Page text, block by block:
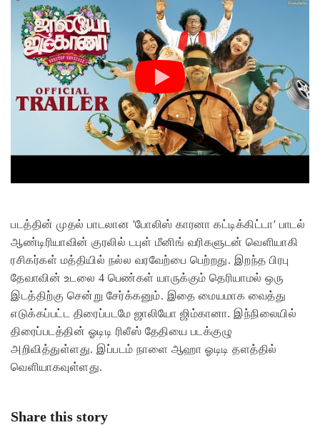
படத்தின் முதல் பாடலான 'போலிஸ் காரனா கட்டிக்கிட்டா' பாடல்
ஆண்டிரியாவின் குரலில் டபுள் மீனிங் வரிகளுடன் வெளியாகி
ரசிகர்கள் மத்தியில் நல்ல வரவேற்பை பெற்றது. இறந்த பிரபு
தேவாவின் உடலை 4 பெண்கள் யாருக்கும் தெரியாமல் ஒரு
இடத்திற்கு சென்று சேர்க்கனும். இதை மையமாக வைத்து
எடுக்கப்பட்ட திரைப்படமே ஜாலியோ ஜிம்கானா. இந்நிலையில்
திரைப்படத்தின் ஓடிடி ரிலீஸ் தேதியை படக்குழு
அறிவித்துள்ளது. இப்படம் நாளை ஆஹா ஓடிடி தளத்தில்
வெளியாகவுள்ளது.
Share this story